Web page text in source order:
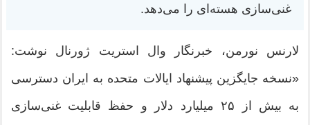
غنی‌سازی هسته‌ای را می‌دهد.
لارنس نورمن، خبرنگار وال استریت ژورنال نوشت:
«نسخه جایگزین پیشنهاد ایالات متحده به ایران دسترسی
به بیش از ۲۵ میلیارد دلار و حفظ قابلیت غنی‌سازی